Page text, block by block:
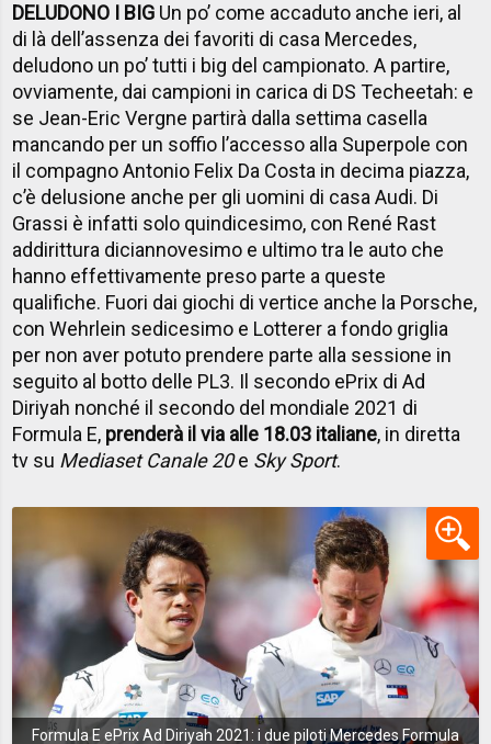
DELUDONO I BIG Un po’ come accaduto anche ieri, al
di là dell’assenza dei favoriti di casa Mercedes,
deludono un po’ tutti i big del campionato. A partire,
ovviamente, dai campioni in carica di DS Techeetah: e
se Jean-Eric Vergne partirà dalla settima casella
mancando per un soffio l’accesso alla Superpole con
il compagno Antonio Felix Da Costa in decima piazza,
c’è delusione anche per gli uomini di casa Audi. Di
Grassi è infatti solo quindicesimo, con René Rast
addirittura diciannovesimo e ultimo tra le auto che
hanno effettivamente preso parte a queste
qualifiche. Fuori dai giochi di vertice anche la Porsche,
con Wehrlein sedicesimo e Lotterer a fondo griglia
per non aver potuto prendere parte alla sessione in
seguito al botto delle PL3. Il secondo ePrix di Ad
Diriyah nonché il secondo del mondiale 2021 di
Formula E, prenderà il via alle 18.03 italiane, in diretta
tv su Mediaset Canale 20e Sky Sport.
Formula E ePrix Ad Diriyah 2021: i due piloti Mercedes Formula